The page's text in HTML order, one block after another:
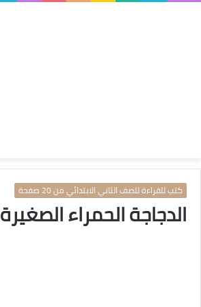
كتب للقراءة للصف الثاني الابتدائي من 20 صفحة
الدجاجة الحمراء الصغيرة